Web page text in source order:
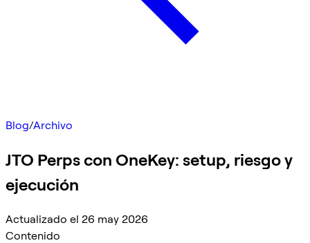
Blog/Archivo
JTO Perps con OneKey: setup, riesgo y
ejecución
Actualizado el 26 may 2026
Contenido